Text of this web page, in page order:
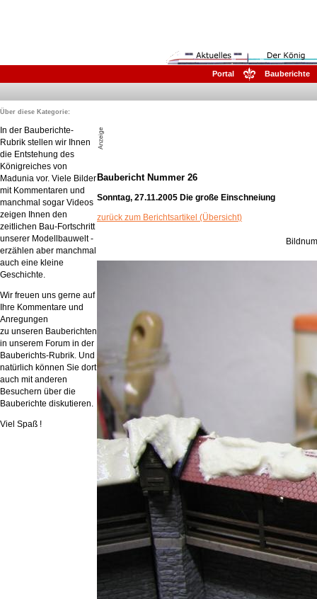
Portal Bauberichte
Über diese Kategorie:
In der Bauberichte-
Rubrik stellen wir Ihnen
die Entstehung des
Königreiches von
Madunia vor. Viele Bilder
mit Kommentaren und
manchmal sogar Videos
zeigen Ihnen den
zeitlichen Bau-Fortschritt
unserer Modellbauwelt -
erzählen aber manchmal
auch eine kleine
Geschichte.
Wir freuen uns gerne auf
Ihre Kommentare und
Anregungen
zu unseren Bauberichten
in unserem Forum in der
Bauberichts-Rubrik. Und
natürlich können Sie dort
auch mit anderen
Besuchern über die
Bauberichte diskutieren.
Viel Spaß !
Baubericht Nummer 26
Sonntag, 27.11.2005 Die große Einschneiung
zurück zum Berichtsartikel (Übersicht)